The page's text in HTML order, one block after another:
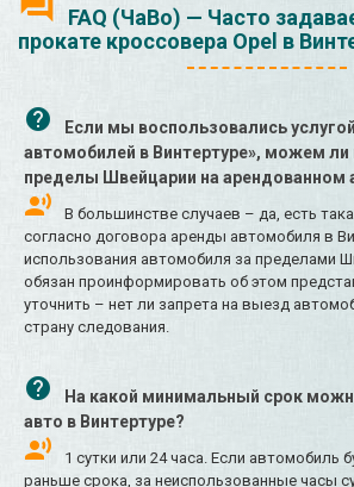
FAQ (ЧаВо) — Часто
прокате кроссовера Opel в
Если мы воспользовались
автомобилей в Винтертуре», можем
пределы Швейцарии на арендованном
В большинстве случаев – да, есть
согласно договора аренды автомобиля в
использования автомобиля за пределами
обязан проинформировать об этом
уточнить – нет ли запрета на выезд
страну следования.
На какой минимальный срок
авто в Винтертуре?
1 сутки или 24 часа. Если автомобиль
раньше срока, за неиспользованные часы